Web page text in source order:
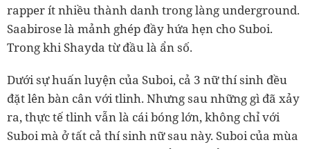
rapper ít nhiều thành danh trong làng underground.
Saabirose là mảnh ghép đầy hứa hẹn cho Suboi.
Trong khi Shayda từ đầu là ẩn số.
Dưới sự huấn luyện của Suboi, cả 3 nữ thí sinh đều
đặt lên bàn cân với tlinh. Nhưng sau những gì đã xảy
ra, thực tế tlinh vẫn là cái bóng lớn, không chỉ với
Suboi mà ở tất cả thí sinh nữ sau này. Suboi của mùa